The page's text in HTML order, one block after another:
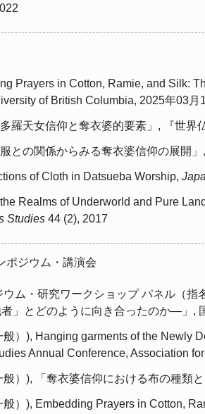
Prayers in Cotton, Ramie, and Silk:
of British Columbia, 2025年03月
多羅天女信仰と奪衣婆的要素」, 『世
服との関係からみる奪衣婆信仰の展
of Cloth in Datsueba Worship,
the Realms of Underworld and Pure
Studies 44 (2), 2017
ポジウム・講演会
ウム・研究ワークショップ パネル（
」とどのように向き合ったのか―」,
般）), Hanging garments of the Newly
Annual Conference, Association
般）), 「奪衣婆信仰における布の種類
般）), Embedding Prayers in Cotton,